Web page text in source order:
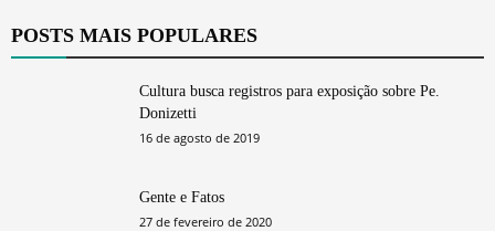
POSTS MAIS POPULARES
Cultura busca registros para exposição sobre Pe.
Donizetti
16 de agosto de 2019
Gente e Fatos
27 de fevereiro de 2020